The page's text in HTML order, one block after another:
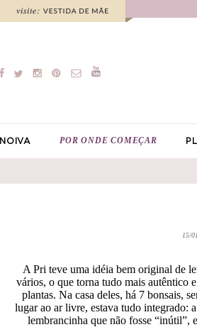
NOIVA POR ONDE COMEÇAR
15/
A Pri teve uma idéia bem original de
vários, o que torna tudo mais autêntico
plantas. Na casa deles, há 7 bonsais,
lugar ao ar livre, estava tudo integrado:
lembrancinha que não fosse “inútil”,